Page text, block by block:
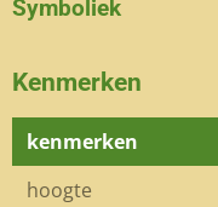
Symboliek
Kenmerken
kenmerken
hoogte